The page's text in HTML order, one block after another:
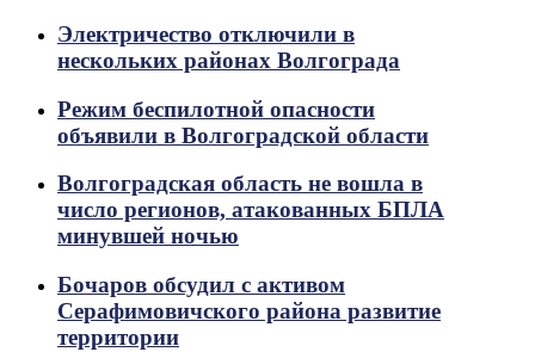
Электричество отключили в
нескольких районах Волгограда
Режим беспилотной опасности
объявили в Волгоградской области
Волгоградская область не вошла в
число регионов, атакованных БПЛА
минувшей ночью
Бочаров обсудил с активом
Серафимовичского района развитие
территории